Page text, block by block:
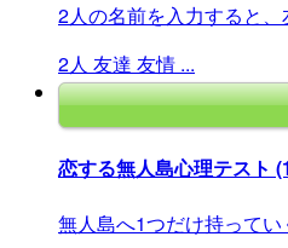
2人の名前を入力すると
2人 友達 友情 ...
恋する無人島心理テスト
無人島へ1つだけ持って